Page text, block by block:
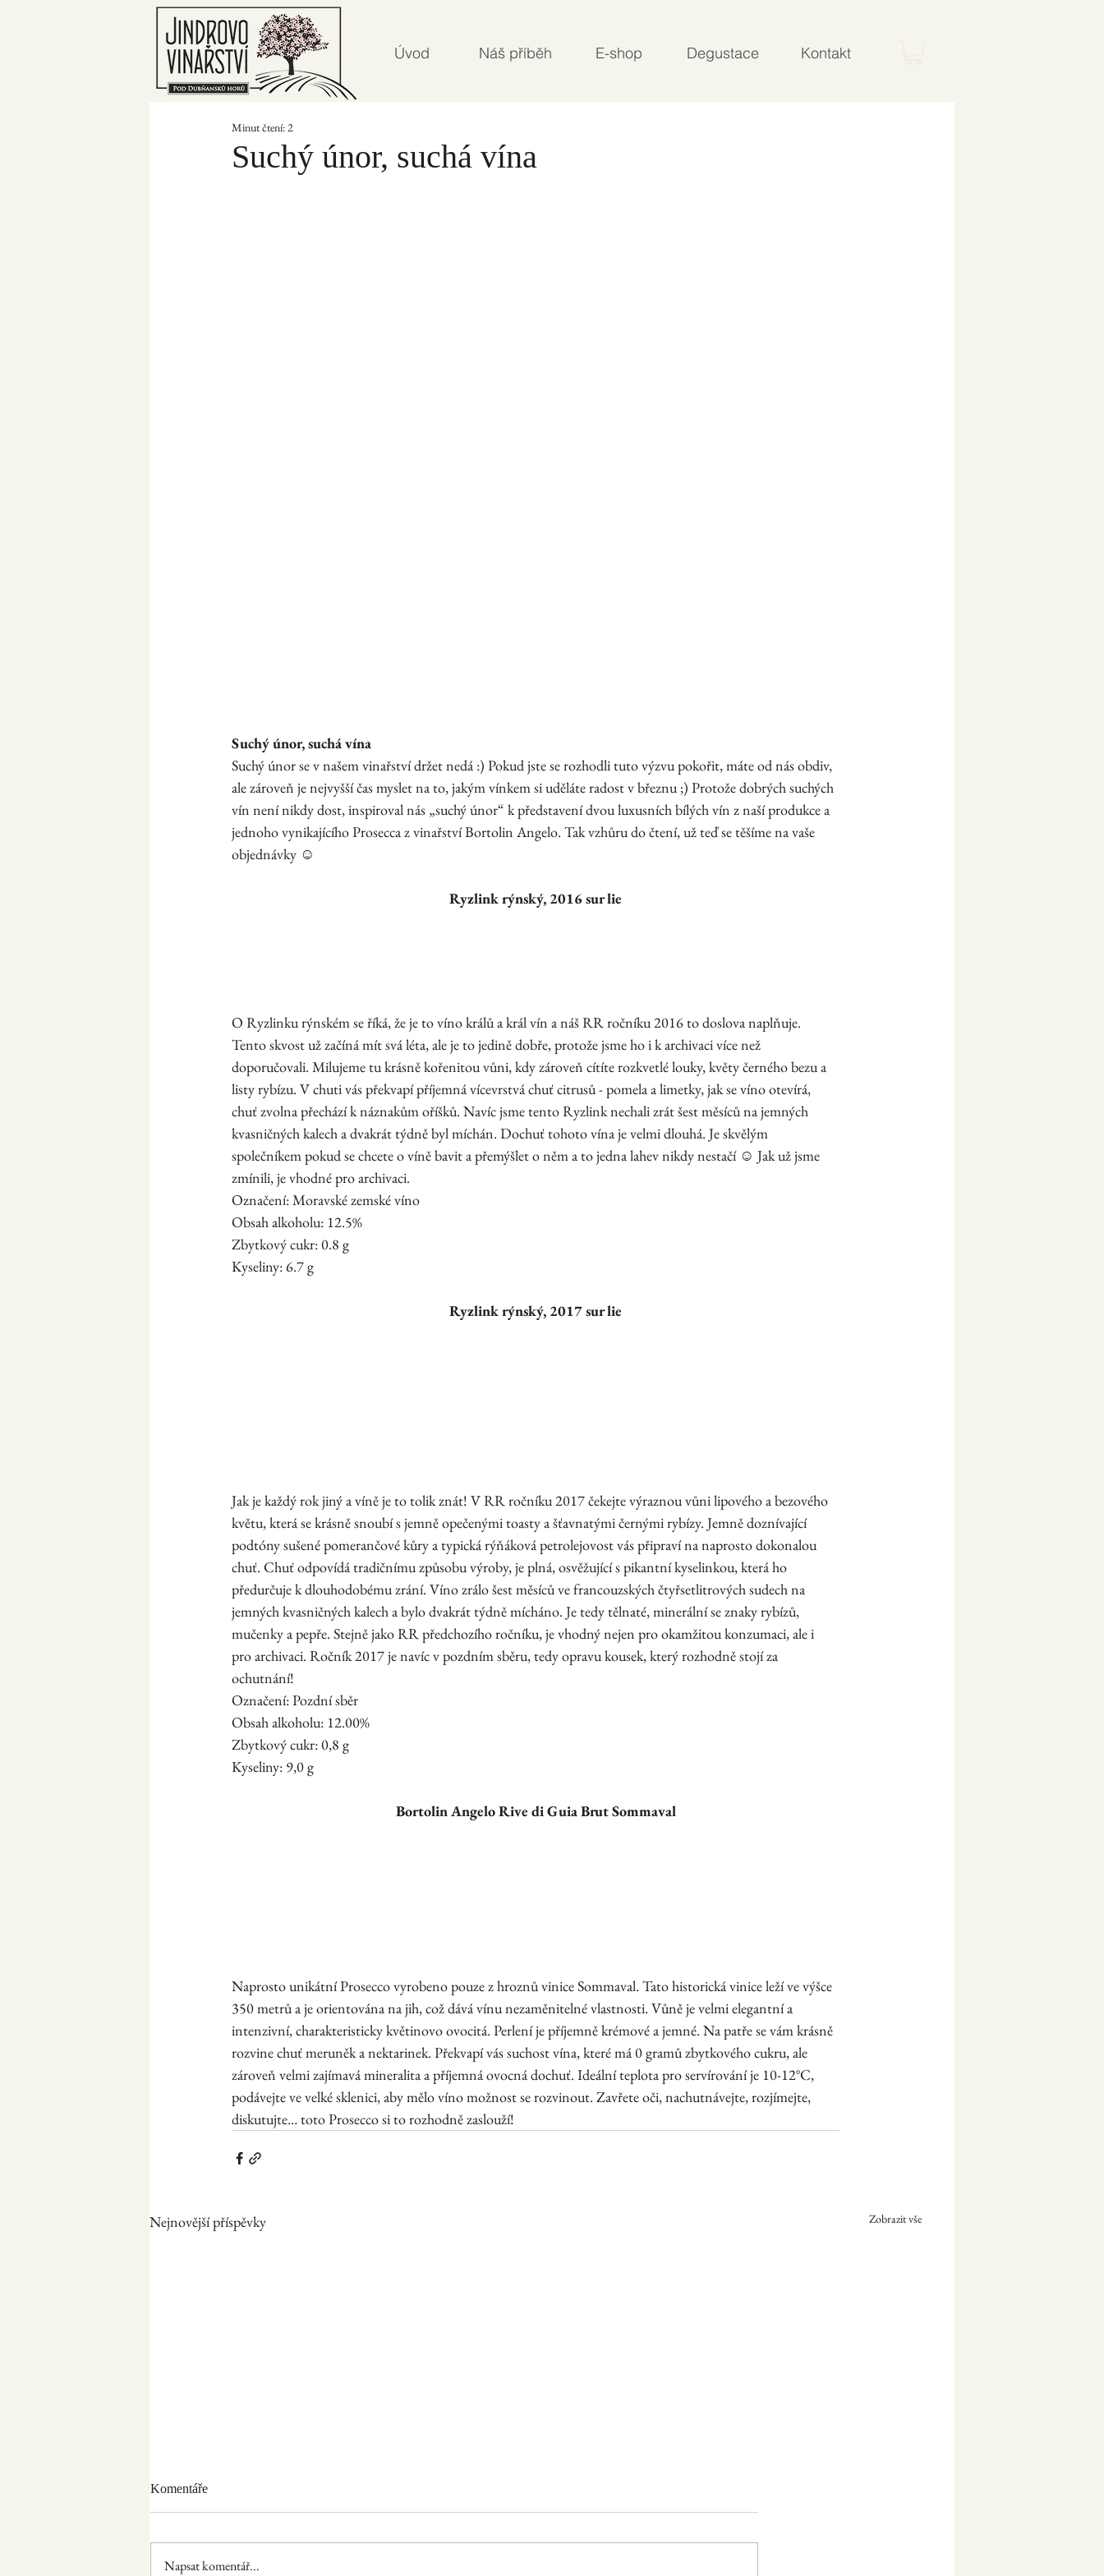
Úvod Náš příběh E-shop Degustace Kontakt
Suchý únor, suchá vína
Minut čtení: 2
Suchý únor, suchá vína
Suchý únor se v našem vinařství držet nedá :) Pokud jste se rozhodli tuto výzvu pokořit, máte od nás obdiv,
ale zároveň je nejvyšší čas myslet na to, jakým vínkem si uděláte radost v březnu ;) Protože dobrých suchých
vín není nikdy dost, inspiroval nás „suchý únor“ k představení dvou luxusních bílých vín z naší produkce a
jednoho vynikajícího Prosecca z vinařství Bortolin Angelo. Tak vzhůru do čtení, už teď se těšíme na vaše
objednávky ☺
Ryzlink rýnský, 2016 sur lie
O Ryzlinku rýnském se říká, že je to víno králů a král vín a náš RR ročníku 2016 to doslova naplňuje.
Tento skvost už začíná mít svá léta, ale je to jedině dobře, protože jsme ho i k archivaci více než
doporučovali. Milujeme tu krásně kořenitou vůni, kdy zároveň cítíte rozkvetlé louky, květy černého bezu a
listy rybízu. V chuti vás překvapí příjemná vícevrstvá chuť citrusů - pomela a limetky, jak se víno otevírá,
chuť zvolna přechází k náznakům oříšků. Navíc jsme tento Ryzlink nechali zrát šest měsíců na jemných
kvasničných kalech a dvakrát týdně byl míchán. Dochuť tohoto vína je velmi dlouhá. Je skvělým
společníkem pokud se chcete o víně bavit a přemýšlet o něm a to jedna lahev nikdy nestačí ☺ Jak už jsme
zmínili, je vhodné pro archivaci.
Označení: Moravské zemské víno
​Obsah alkoholu: 12.5%
Zbytkový cukr: 0.8 g
Kyseliny: 6.7 g
Ryzlink rýnský, 2017 sur lie
Jak je každý rok jiný a víně je to tolik znát! V RR ročníku 2017 čekejte výraznou vůni lipového a bezového
květu, která se krásně snoubí s jemně opečenými toasty a šťavnatými černými rybízy. Jemně doznívající
podtóny sušené pomerančové kůry a typická rýňáková petrolejovost vás připraví na naprosto dokonalou
chuť. Chuť odpovídá tradičnímu způsobu výroby, je plná, osvěžující s pikantní kyselinkou, která ho
předurčuje k dlouhodobému zrání. Víno zrálo šest měsíců ve francouzských čtyřsetlitrových sudech na
jemných kvasničných kalech a bylo dvakrát týdně mícháno. Je tedy tělnaté, minerální se znaky rybízů,
mučenky a pepře. Stejně jako RR předchozího ročníku, je vhodný nejen pro okamžitou konzumaci, ale i
pro archivaci. Ročník 2017 je navíc v pozdním sběru, tedy opravu kousek, který rozhodně stojí za
ochutnání!
Označení: Pozdní sběr
​Obsah alkoholu: 12.00%
Zbytkový cukr: 0,8 g
Kyseliny: 9,0 g
Bortolin Angelo Rive di Guia Brut Sommaval
Naprosto unikátní Prosecco vyrobeno pouze z hroznů vinice Sommaval. Tato historická vinice leží ve výšce
350 metrů a je orientována na jih, což dává vínu nezaměnitelné vlastnosti. Vůně je velmi elegantní a
intenzivní, charakteristicky květinovo ovocitá. Perlení je příjemně krémové a jemné. Na patře se vám krásně
rozvine chuť meruněk a nektarinek. Překvapí vás suchost vína, které má 0 gramů zbytkového cukru, ale
zároveň velmi zajímavá mineralita a příjemná ovocná dochuť. Ideální teplota pro servírování je 10-12°C,
podávejte ve velké sklenici, aby mělo víno možnost se rozvinout. Zavřete oči, nachutnávejte, rozjímejte,
diskutujte… toto Prosecco si to rozhodně zaslouží!
Nejnovější příspěvky Zobrazit vše
Velikonoce a víno
Komentáře
Napsat komentář...